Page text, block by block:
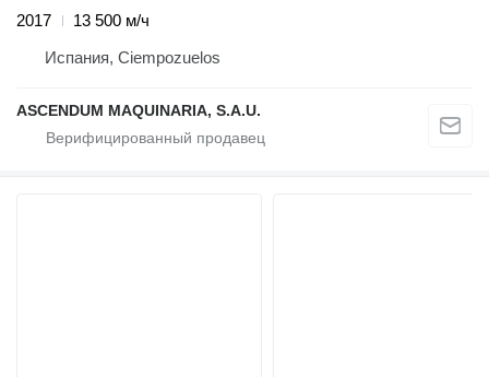
2017
13 500 м/ч
Испания, Ciempozuelos
ASCENDUM MAQUINARIA, S.A.U.